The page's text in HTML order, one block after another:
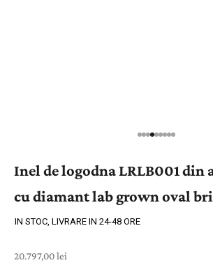
Inel de logodna LRLB001 din
cu diamant lab grown oval
IN STOC, LIVRARE IN 24-48 ORE
Preț cu reducere
20.797,00 lei